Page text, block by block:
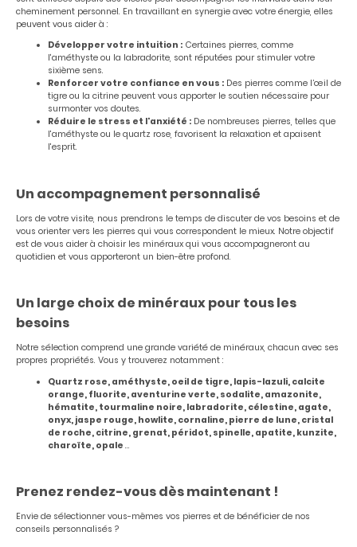
cheminement personnel. En travaillant en synergie avec votre énergie, elles
peuvent vous aider à :
Développer votre intuition : Certaines pierres, comme
l'améthyste ou la labradorite, sont réputées pour stimuler votre
sixième sens.
Renforcer votre confiance en vous : Des pierres comme l’œil de
tigre ou la citrine peuvent vous apporter le soutien nécessaire pour
surmonter vos doutes.
Réduire le stress et l'anxiété : De nombreuses pierres, telles que
l'améthyste ou le quartz rose, favorisent la relaxation et apaisent
l'esprit.
Un accompagnement personnalisé
Lors de votre visite, nous prendrons le temps de discuter de vos besoins et de
vous orienter vers les pierres qui vous correspondent le mieux. Notre objectif
est de vous aider à choisir les minéraux qui vous accompagneront au
quotidien et vous apporteront un bien-être profond.
Un large choix de minéraux pour tous les
besoins
Notre sélection comprend une grande variété de minéraux, chacun avec ses
propres propriétés. Vous y trouverez notamment :
Quartz rose, améthyste, oeil de tigre, lapis-lazuli, calcite
orange, fluorite, aventurine verte, sodalite, amazonite,
hématite, tourmaline noire, labradorite, célestine, agate,
onyx, jaspe rouge, howlite, cornaline, pierre de lune, cristal
de roche, citrine, grenat, péridot, spinelle, apatite, kunzite,
charoïte, opale ...
Prenez rendez-vous dès maintenant !
Envie de sélectionner vous-mêmes vos pierres et de bénéficier de nos
conseils personnalisés ?